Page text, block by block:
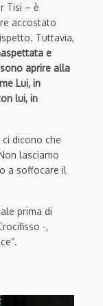
Tisi – è
accostato
Tuttavia,
e
aprire alla
Lui, in
lui, in
dicono che
lasciamo
a soffocare il
prima di
-,